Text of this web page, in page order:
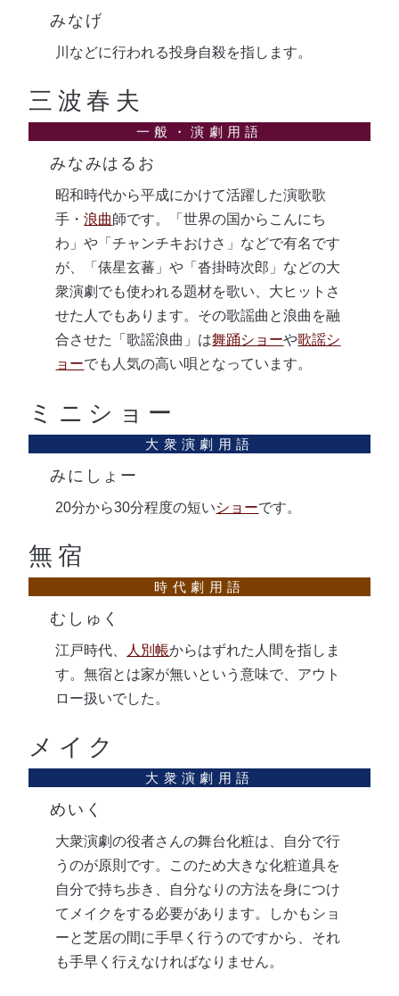
みなげ
川などに行われる投身自殺を指します。
三波春夫
みなみはるお
昭和時代から平成にかけて活躍した演歌歌
手・浪曲師です。「世界の国からこんにち
わ」や「チャンチキおけさ」などで有名です
が、「俵星玄蕃」や「沓掛時次郎」などの大
衆演劇でも使われる題材を歌い、大ヒットさ
せた人でもあります。その歌謡曲と浪曲を融
合させた「歌謡浪曲」は舞踊ショーや歌謡シ
ョーでも人気の高い唄となっています。
ミニショー
みにしょー
20分から30分程度の短いショーです。
無宿
むしゅく
江戸時代、 人別帳からはずれた人間を指しま
す。無宿とは家が無いという意味で、アウト
ロー扱いでした。
メイク
めいく
大衆演劇の役者さんの舞台化粧は、自分で行
うのが原則です。このため大きな化粧道具を
自分で持ち歩き、自分なりの方法を身につけ
てメイクをする必要があります。しかもショ
ーと芝居の間に手早く行うのですから、それ
も手早く行えなければなりません。